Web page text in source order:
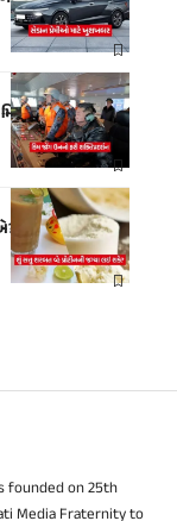
મિસાઈલનું પરીક્ષણ,
એક્સપર્ટ પાસેથી
founded on 25th
Media Fraternity to